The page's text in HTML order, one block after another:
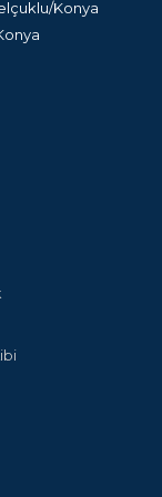
Konya